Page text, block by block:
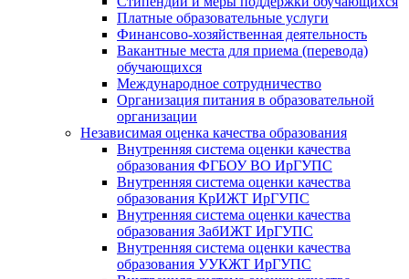
Платные образовательные услуги
Финансово-хозяйственная деятельность
Вакантные места для приема (перевода)
обучающихся
Международное сотрудничество
Организация питания в образовательной
организации
Независимая оценка качества образования
Внутренняя система оценки качества
образования ФГБОУ ВО ИрГУПС
Внутренняя система оценки качества
образования КрИЖТ ИрГУПС
Внутренняя система оценки качества
образования ЗабИЖТ ИрГУПС
Внутренняя система оценки качества
образования УУКЖТ ИрГУПС